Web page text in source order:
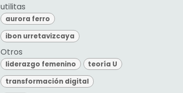
utilitas
aurora ferro
ibon urretavizcaya
Otros
liderazgo femenino
teoría U
transformación digital